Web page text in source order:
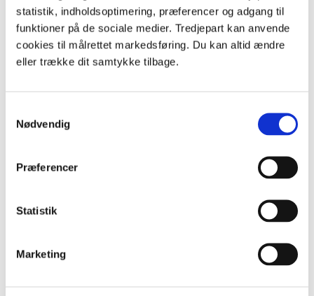
statistik, indholdsoptimering, præferencer og adgang til
funktioner på de sociale medier. Tredjepart kan anvende
cookies til målrettet markedsføring. Du kan altid ændre
eller trække dit samtykke tilbage.
Nødvendig
Præferencer
Statistik
Marketing
God hukommelse
Skovskaderne samler frø fra træerne og gemmer dem i
jorden om efteråret. De kan finde dem igen, selvom
ny skov. Skovskaden er derved med til sprede skoven i
Reder